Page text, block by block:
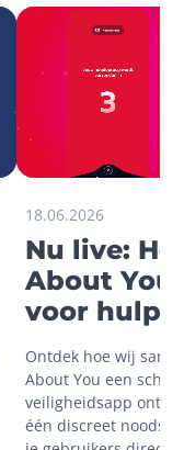
18.06.2026
Nu live:
About You
voor hulp
onveilige
situaties
Ontdek hoe wij
About You een
veiligheidsapp
één discreet